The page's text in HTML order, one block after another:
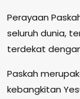
Perayaan
seluruh dunia,
terdekat
Paskah
kebangkitan